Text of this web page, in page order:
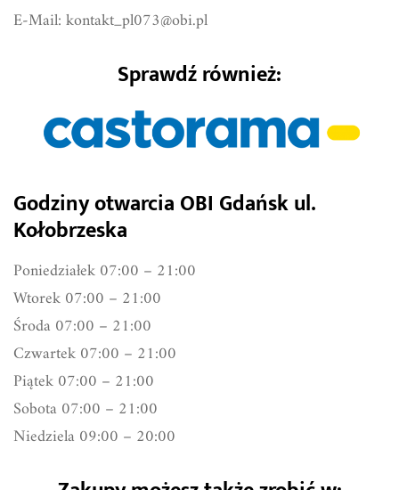
E-Mail:kontakt_pl073@obi.pl
Sprawdź również:
Godziny otwarcia OBI Gdańsk ul.
Kołobrzeska
Poniedziałek 07:00 – 21:00
Wtorek 07:00 – 21:00
Środa 07:00 – 21:00
Czwartek 07:00 – 21:00
Piątek 07:00 – 21:00
Sobota 07:00 – 21:00
Niedziela 09:00 – 20:00